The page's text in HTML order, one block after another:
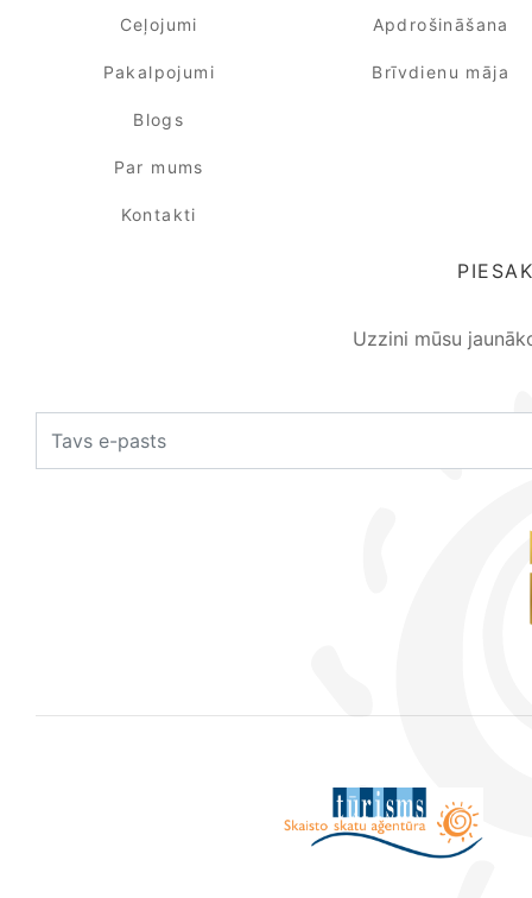
Ceļojumi
Pakalpojumi
Blogs
Par mums
Kontakti
Apdrošināšana
Brīvdienu māja
Uzzini mūsu